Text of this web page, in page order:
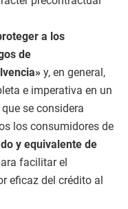
a los
de
y, en general,
e imperativa en un
se considera
los consumidores de
y equivalente de
facilitar el
eficaz del crédito al